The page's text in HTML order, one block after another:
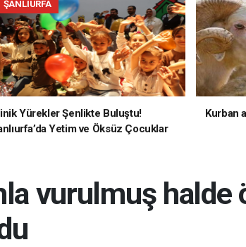
ŞANLIURFA
Yürekler Şenlikte Buluştu!
Yetim ve Öksüz Çocuklar
Kurban
vurulmuş halde